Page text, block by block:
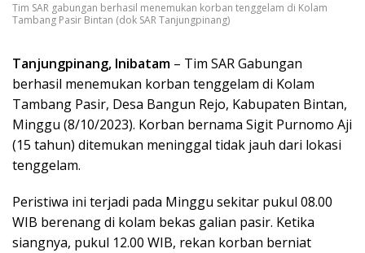
Tim SAR gabungan berhasil menemukan korban tenggelam di Kolam
Tambang Pasir Bintan (dok SAR Tanjungpinang)
Tanjungpinang, Inibatam – Tim SAR Gabungan
berhasil menemukan korban tenggelam di Kolam
Tambang Pasir, Desa Bangun Rejo, Kabupaten Bintan,
Minggu (8/10/2023). Korban bernama Sigit Purnomo Aji
(15 tahun) ditemukan meninggal tidak jauh dari lokasi
tenggelam.
Peristiwa ini terjadi pada Minggu sekitar pukul 08.00
WIB berenang di kolam bekas galian pasir. Ketika
siangnya, pukul 12.00 WIB, rekan korban berniat